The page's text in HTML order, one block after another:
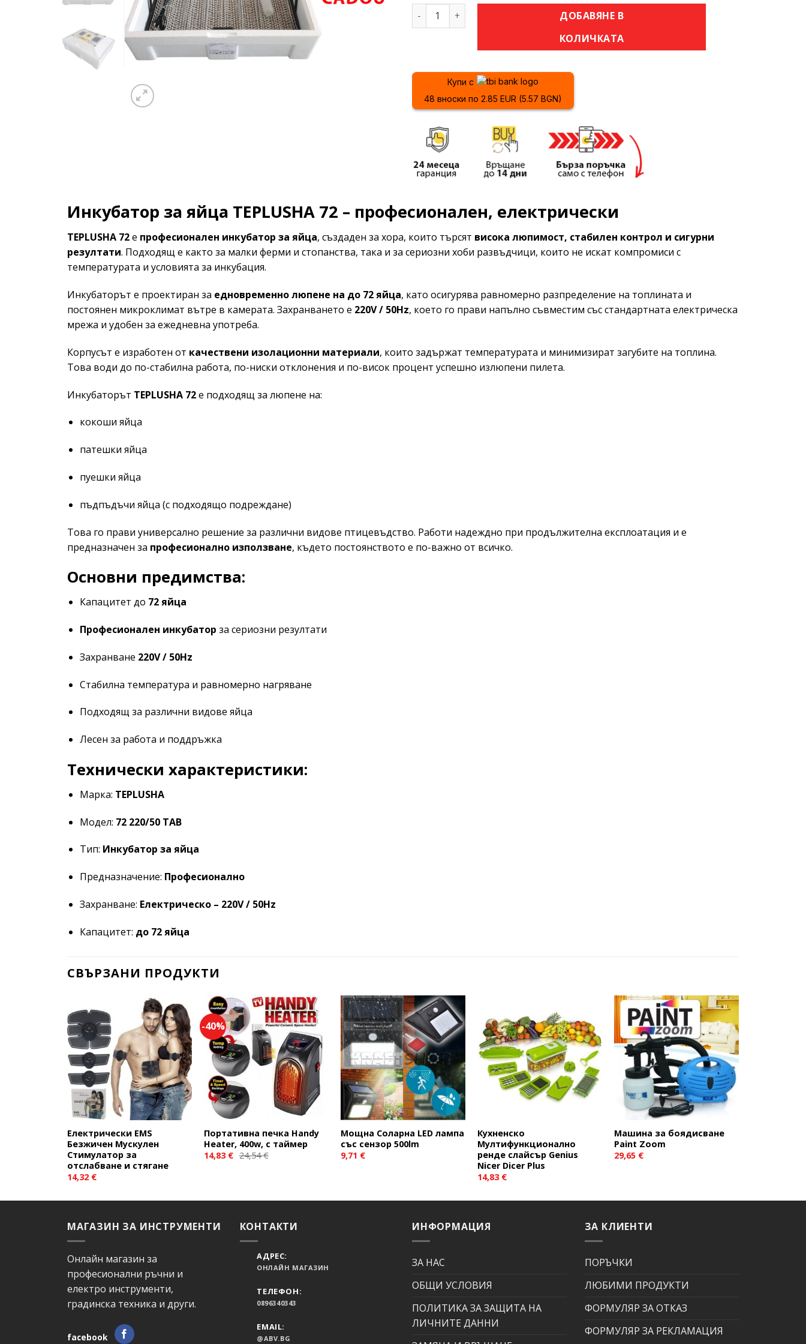
количество за Инкубатор за яйца TEPLUSHA 72 – професионален, електрически
ДОБАВЯНЕ В
КОЛИЧКАТА
Купи с
48 вноски по 2.85 EUR (5.57 BGN)
Инкубатор за яйца TEPLUSHA 72 – професионален, електрически
TEPLUSHA 72е професионален инкубатор за яйца, създаден за хора, които търсят висока люпимост, стабилен контрол и сигурни
резултати. Подходящ е както за малки ферми и стопанства, така и за сериозни хоби развъдчици, които не искат компромиси с
температурата и условията за инкубация.
Инкубаторът е проектиран за едновременно люпене на до 72 яйца, като осигурява равномерно разпределение на топлината и
постоянен микроклимат вътре в камерата. Захранването е 220V / 50Hz, което го прави напълно съвместим със стандартната електрическа
мрежа и удобен за ежедневна употреба.
Корпусът е изработен от качествени изолационни материали, които задържат температурата и минимизират загубите на топлина.
Това води до по-стабилна работа, по-ниски отклонения и по-висок процент успешно излюпени пилета.
Инкубаторът TEPLUSHA 72е подходящ за люпене на:
кокоши яйца
патешки яйца
пуешки яйца
пъдпъдъчи яйца (с подходящо подреждане)
Това го прави универсално решение за различни видове птицевъдство. Работи надеждно при продължителна експлоатация и е
предназначен за професионално използване, където постоянството е по-важно от всичко.
Основни предимства:
Капацитет до 72 яйца
Професионален инкубатор за сериозни резултати
Захранване 220V / 50Hz
Стабилна температура и равномерно нагряване
Подходящ за различни видове яйца
Лесен за работа и поддръжка
Технически характеристики:
Марка: TEPLUSHA
Модел: 72 220/50 TAB
Тип: Инкубатор за яйца
Предназначение: Професионално
Захранване: Електрическо – 220V / 50Hz
Капацитет: до 72 яйца
СВЪРЗАНИ ПРОДУКТИ
Add to
wishlist
Електрически EMS
Безжичен Мускулен
Стимулатор за
отслабване и стягане
14,32 €
-40%
Add to
wishlist
Портативна печка Handy
Heater, 400w, с таймер
14,83 € 24,54€
Add to
wishlist
Мощна Соларна LED лампа
със сензор 500lm
9,71 €
Add to
wishlist
Кухненско
Мултифункционално
ренде слайсър Genius
Nicer Dicer Plus
14,83 €
Add to
wishlist
Машина за боядисване
Paint Zoom
29,65 €
МАГАЗИН ЗА ИНСТРУМЕНТИ
Онлайн магазин за
професионални ръчни и
електро инструменти,
градинска техника и други.
facebook
КОНТАКТИ
АДРЕС:
ОНЛАЙН МАГАЗИН
ТЕЛЕФОН:
0896340343
EMAIL:
@ABV.BG
ИНФОРМАЦИЯ
ЗА НАС
ОБЩИ УСЛОВИЯ
ПОЛИТИКА ЗА ЗАЩИТА НА
ЛИЧНИТЕ ДАННИ
ЗА КЛИЕНТИ
ПОРЪЧКИ
ЛЮБИМИ ПРОДУКТИ
ФОРМУЛЯР ЗА ОТКАЗ
ФОРМУЛЯР ЗА РЕКЛАМАЦИЯ